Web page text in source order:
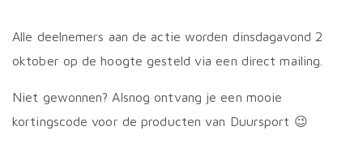
Alle deelnemers aan de actie worden dinsdagavond 2
oktober op de hoogte gesteld via een direct mailing.
Niet gewonnen? Alsnog ontvang je een mooie
kortingscode voor de producten van Duursport 😉